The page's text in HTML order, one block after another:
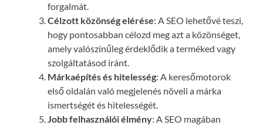
forgalmát.
Célzott közönség elérése: A SEO lehetővé teszi,
hogy pontosabban célozd meg azt a közönséget,
amely valószínűleg érdeklődik a terméked vagy
szolgáltatásod iránt.
Márkaépítés és hitelesség: A keresőmotorok
első oldalán való megjelenés növeli a márka
ismertségét és hitelességét.
Jobb felhasználói élmény: A SEO magában